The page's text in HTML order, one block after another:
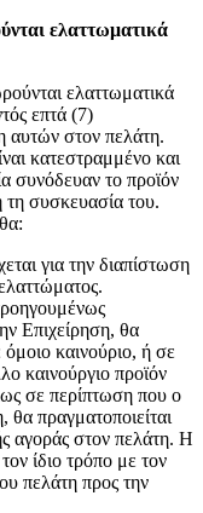
ελαττωματικά
ελαττωματικά
επτά (7)
αυτών στον πελάτη.
κατεστραμμένο και
συνόδευαν το προϊόν
συσκευασία του.
για την διαπίστωση
Επιχείρηση, θα
όμοιο καινούριο, ή σε
καινούργιο προϊόν
σε περίπτωση που ο
θα πραγματοποιείται
αγοράς στον πελάτη. Η
ίδιο τρόπο με τον
πελάτη προς την